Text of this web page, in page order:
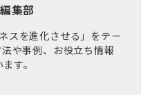
集部
スを進化させる」をテー
や事例、お役立ち情報
す。